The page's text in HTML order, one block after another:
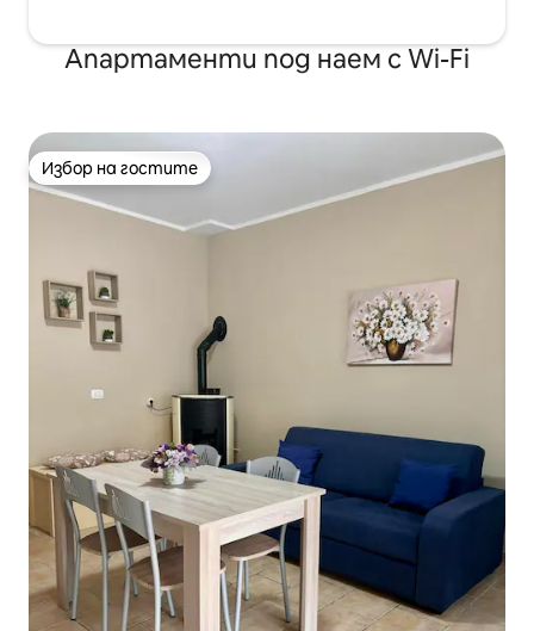
Апартаменти под наем с Wi-Fi
Избор на гостите
Избор на гостите